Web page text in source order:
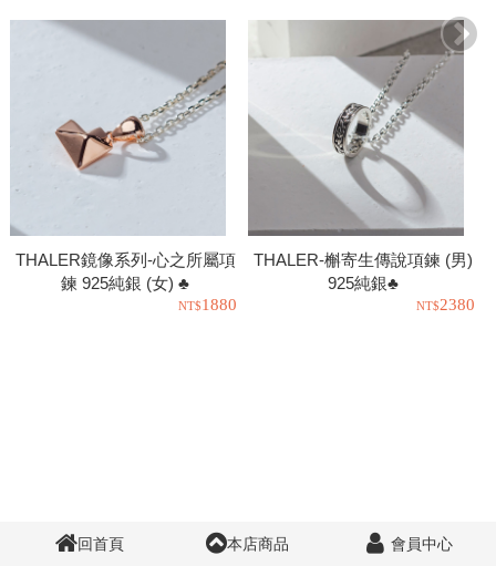
THALER鏡像系列-心之所屬項
鍊 925純銀 (女) ♣
1880
THALER-槲寄生傳說項鍊 (男)
925純銀♣
2380
回首頁 本店商品 會員中心